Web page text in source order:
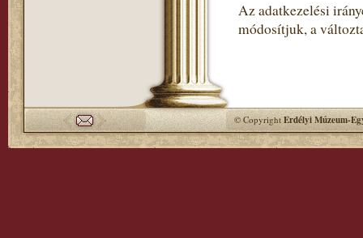
Az adatkezelési
módosítjuk, a
© CopyrightErdélyi Múzeum-